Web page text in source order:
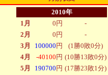
2010年
1月
0 円
-
2月
0 円
-
3月
100000 円
(1勝0敗0分)
4月
-40100 円 (10勝13敗0分)
5月
190700 円 (17勝23敗1分)